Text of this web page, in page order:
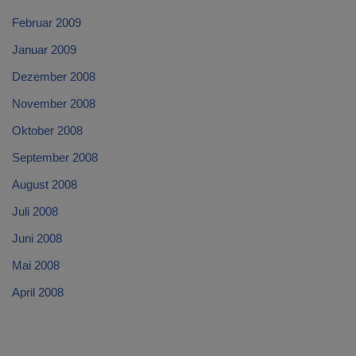
Februar 2009
Januar 2009
Dezember 2008
November 2008
Oktober 2008
September 2008
August 2008
Juli 2008
Juni 2008
Mai 2008
April 2008